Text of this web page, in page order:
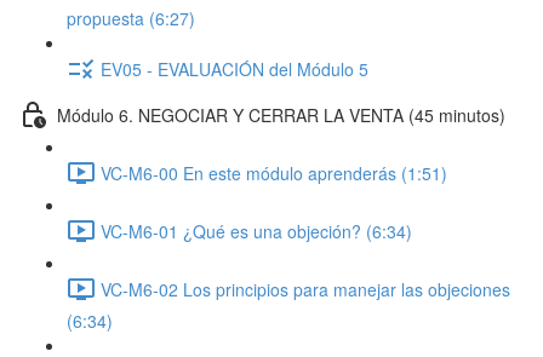
propuesta (6:27)
EV05 - EVALUACIÓN del Módulo 5
Módulo 6. NEGOCIAR Y CERRAR LA VENTA (45 minutos)
VC-M6-00 En este módulo aprenderás (1:51)
VC-M6-01 ¿Qué es una objeción? (6:34)
VC-M6-02 Los principios para manejar las objeciones
(6:34)